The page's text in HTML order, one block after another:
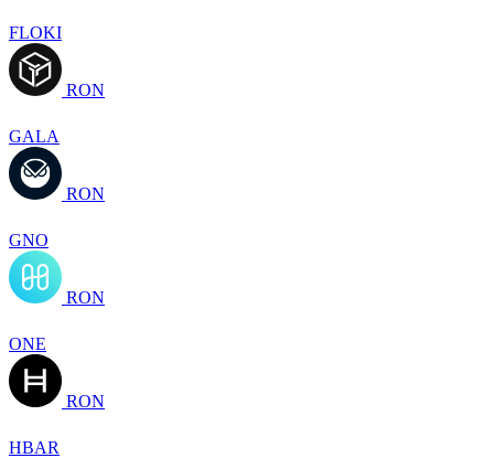
FLOKI
RON
GALA
RON
GNO
RON
ONE
RON
HBAR